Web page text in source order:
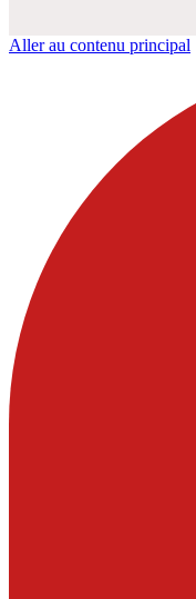
Aller au contenu principal